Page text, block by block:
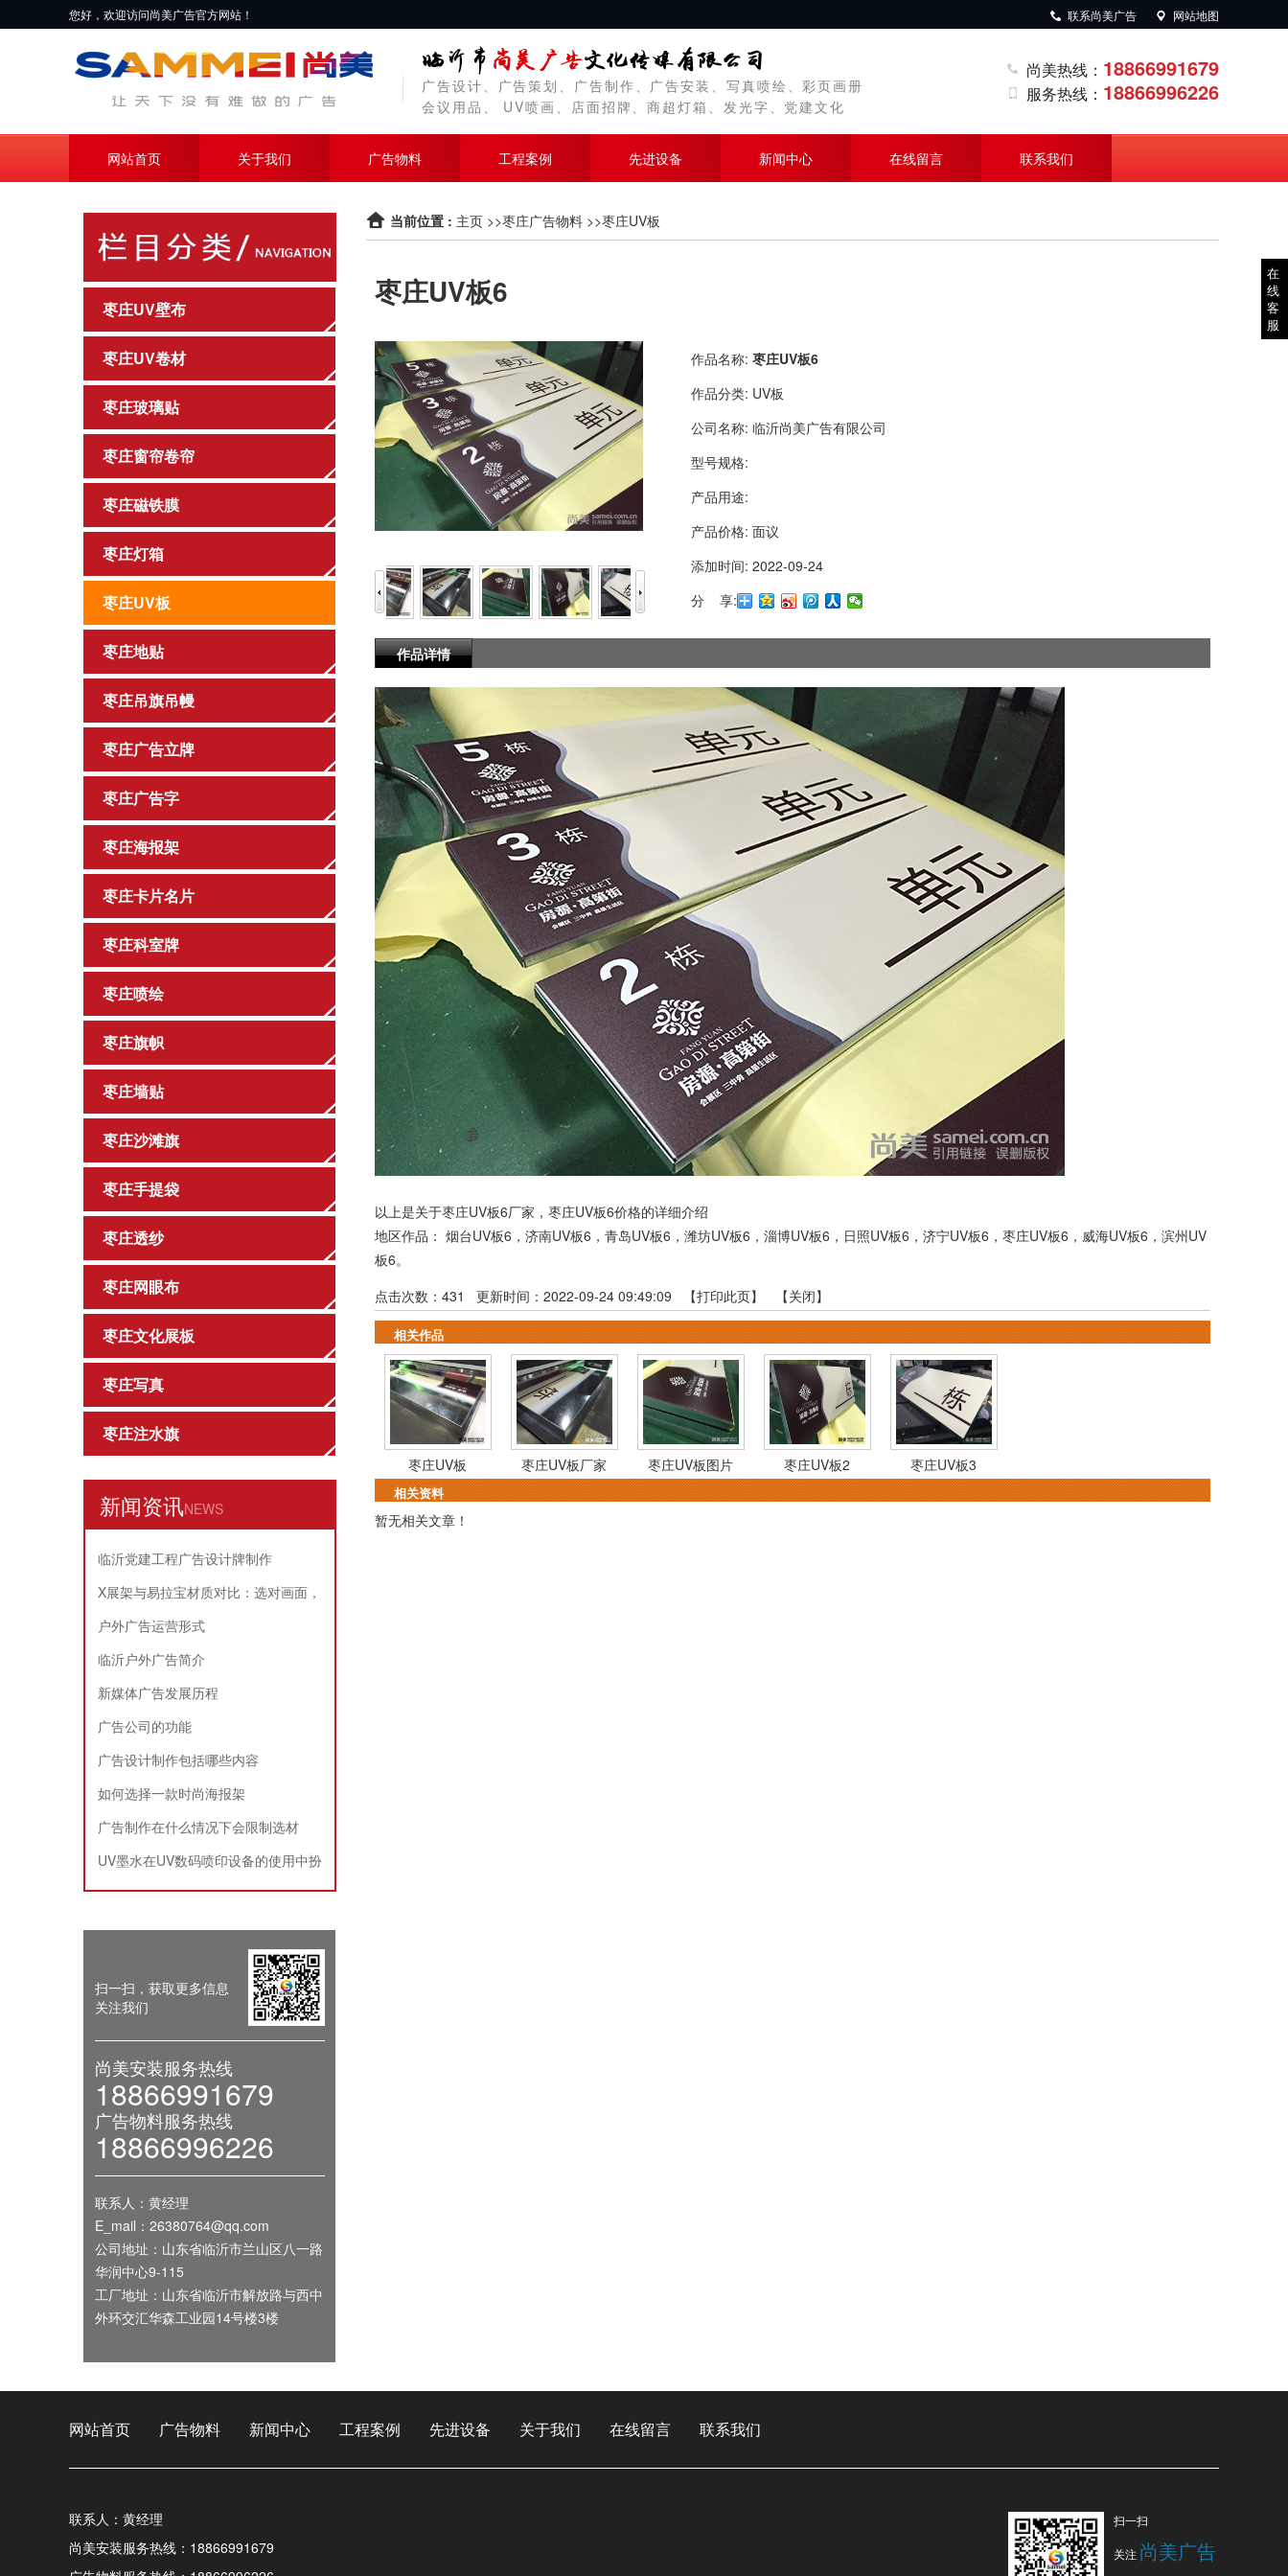
您好，欢迎访问尚美广告官方网站！ 联系尚美广告 网站地图
广告设计、广告策划、广告制作、广告安装、写真喷绘、彩页画册
会议用品、 UV喷画、店面招牌、商超灯箱、发光字、党建文化
尚美热线： 18866991679
服务热线： 18866996226
网站首页 关于我们 广告物料 工程案例 先进设备 新闻中心 在线留言 联系我们
枣庄UV壁布
枣庄UV卷材
枣庄玻璃贴
枣庄窗帘卷帘
枣庄磁铁膜
枣庄灯箱
枣庄UV板
枣庄地贴
枣庄吊旗吊幔
枣庄广告立牌
枣庄广告字
枣庄海报架
枣庄卡片名片
枣庄科室牌
枣庄喷绘
枣庄旗帜
枣庄墙贴
枣庄沙滩旗
枣庄手提袋
枣庄透纱
枣庄网眼布
枣庄文化展板
枣庄写真
枣庄注水旗
新闻资讯NEWS
临沂党建工程广告设计牌制作
X展架与易拉宝材质对比：选对画面，
耐用又省心
户外广告运营形式
临沂户外广告简介
新媒体广告发展历程
广告公司的功能
广告设计制作包括哪些内容
如何选择一款时尚海报架
广告制作在什么情况下会限制选材
UV墨水在UV数码喷印设备的使用中扮
演的角色
扫一扫，获取更多信息
关注我们
尚美安装服务热线
18866991679
广告物料服务热线
18866996226
联系人：黄经理
E_mail：26380764@qq.com
公司地址：山东省临沂市兰山区八一路
华润中心9-115
工厂地址：山东省临沂市解放路与西中
外环交汇华森工业园14号楼3楼
当前位置 : 主页 >>枣庄广告物料 >>枣庄UV板
枣庄UV板6
作品名称: 枣庄UV板6
作品分类: UV板
公司名称: 临沂尚美广告有限公司
型号规格:
产品用途:
产品价格: 面议
添加时间: 2022-09-24
分 享:
作品详情
以上是关于枣庄UV板6厂家，枣庄UV板6价格的详细介绍
地区作品： 烟台UV板6 ， 济南UV板6 ， 青岛UV板6 ， 潍坊UV板6 ， 淄博UV板6 ， 日照UV板6 ， 济宁UV板6 ， 枣庄UV板6 ， 威海UV板6 ， 滨州UV
板6。
点击次数： 431 更新时间：2022-09-24 09:49:09 【打印此页】 【关闭】
相关作品
枣庄UV板 枣庄UV板厂家 枣庄UV板图片 枣庄UV板2 枣庄UV板3
相关资料
暂无相关文章！
网站首页 广告物料 新闻中心 工程案例 先进设备 关于我们 在线留言 联系我们
联系人：黄经理
尚美安装服务热线：18866991679
扫一扫
关注 尚美广告
在
线
客
服